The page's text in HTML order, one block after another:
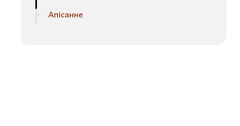
Апісанне